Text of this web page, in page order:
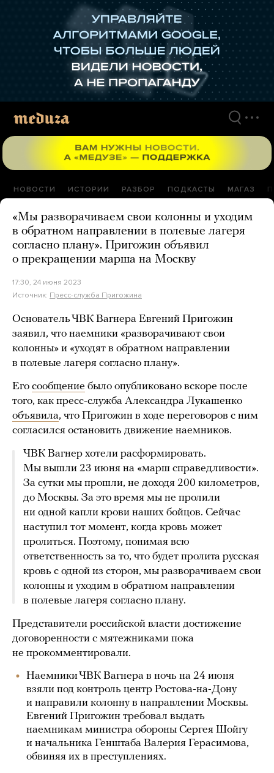
НОВОСТИ ИСТОРИИ РАЗБОР ПОДКАСТЫ МАГАЗ
«Мы разворачиваем свои колонны и уходим
в обратном направлении в полевые лагеря
согласно плану». Пригожин объявил
о прекращении марша на Москву
17:30, 24 июня 2023
Источник: Пресс-служба Пригожина
Основатель ЧВК Вагнера Евгений Пригожин
заявил, что наемники «разворачивают свои
колонны» и «уходят в обратном направлении
в полевые лагеря согласно плану».
Его сообщение было опубликовано вскоре после
того, как пресс-служба Александра Лукашенко
объявила, что Пригожин в ходе переговоров с ним
согласился остановить движение наемников.
ЧВК Вагнер хотели расформировать.
Мы вышли 23 июня на «марш справедливости».
За сутки мы прошли, не доходя 200 километров,
до Москвы. За это время мы не пролили
ни одной капли крови наших бойцов. Сейчас
наступил тот момент, когда кровь может
пролиться. Поэтому, понимая всю
ответственность за то, что будет пролита русская
кровь с одной из сторон, мы разворачиваем свои
колонны и уходим в обратном направлении
в полевые лагеря согласно плану.
Представители российской власти достижение
договоренности с мятежниками пока
не прокомментировали.
Наемники ЧВК Вагнера в ночь на 24 июня
взяли под контроль центр Ростова-на-Дону
и направили колонну в направлении Москвы.
Евгений Пригожин требовал выдать
наемникам министра обороны Сергея Шойгу
и начальника Генштаба Валерия Герасимова,
обвиняя их в преступлениях.